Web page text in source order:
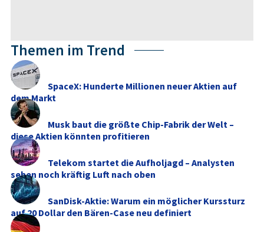
Themen im Trend
SpaceX: Hunderte Millionen neuer Aktien auf
dem Markt
Musk baut die größte Chip-Fabrik der Welt –
diese Aktien könnten profitieren
Telekom startet die Aufholjagd – Analysten
sehen noch kräftig Luft nach oben
SanDisk-Aktie: Warum ein möglicher Kurssturz
auf 20 Dollar den Bären-Case neu definiert